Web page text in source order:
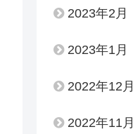
2023年2月
2023年1月
2022年12月
2022年11月